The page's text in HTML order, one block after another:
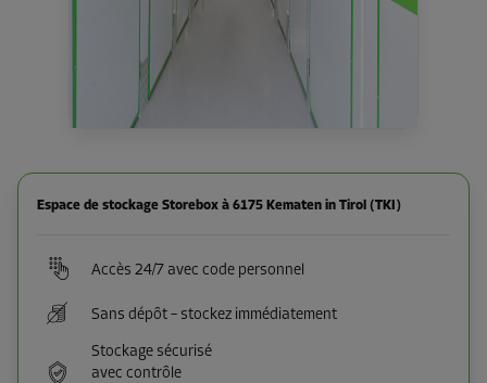
Espace de stockage Storebox à 6175 Kematen in Tirol (TKI)
Accès 24/7 avec code personnel
Sans dépôt – stockez immédiatement
Stockage sécurisé
avec contrôle